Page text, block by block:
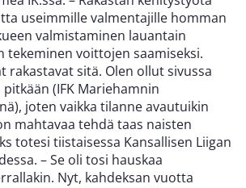
useimmille valmentajille homman
valmistaminen lauantain
tekeminen voittojen saamiseksi.
rakastavat sitä. Olen ollut sivussa
(IFK Mariehamnin
joten vaikka tilanne avautuikin
mahtavaa tehdä taas naisten
totesi tiistaisessa Kansallisen Liigan
– Se oli tosi hauskaa
Nyt, kahdeksan vuotta